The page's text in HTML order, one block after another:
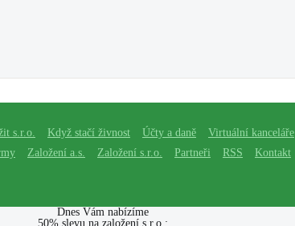
s.r.o. Když stačí živnost Účty a daně Virtuální kanceláře
Založení a.s. Založení s.r.o. Partneři RSS Kontakt
Dnes Vám nabízíme
50% slevu na založení s.r.o.: